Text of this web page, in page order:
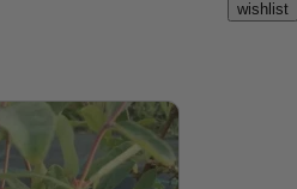
wishlist